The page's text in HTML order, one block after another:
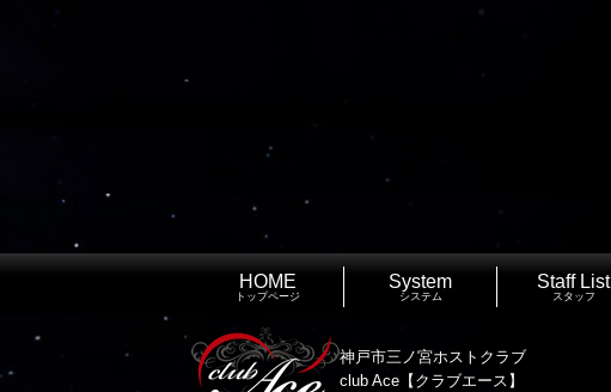
HOME
トップページ
System
システム
Staff List
スタッフ
神戸市三ノ宮ホストクラブ
club Ace【クラブエース】